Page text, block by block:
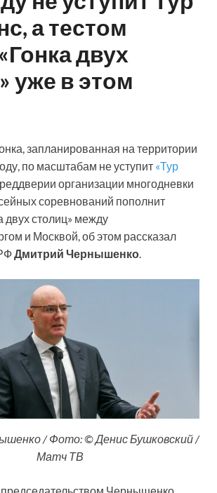
а тестом
двух
уже в этом
запланированная на территории
по масштабам не уступит «Тур
организации многодневки
соревнований пополнит
двух столиц» между
и Москвой, об этом рассказал
Дмитрий Чернышенко.
/ Фото: © Денис Бушковский /
Матч ТВ